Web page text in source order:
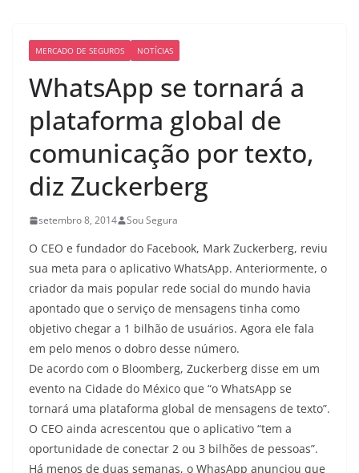
MERCADO DE SEGUROS NOTÍCIAS
WhatsApp se tornará a
plataforma global de
comunicação por texto,
diz Zuckerberg
setembro 8, 2014 Sou Segura
O CEO e fundador do Facebook, Mark Zuckerberg, reviu
sua meta para o aplicativo WhatsApp. Anteriormente, o
criador da mais popular rede social do mundo havia
apontado que o serviço de mensagens tinha como
objetivo chegar a 1 bilhão de usuários. Agora ele fala
em pelo menos o dobro desse número.
De acordo com o Bloomberg, Zuckerberg disse em um
evento na Cidade do México que “o WhatsApp se
tornará uma plataforma global de mensagens de texto”.
O CEO ainda acrescentou que o aplicativo “tem a
oportunidade de conectar 2 ou 3 bilhões de pessoas”.
Há menos de duas semanas, o WhasApp anunciou que